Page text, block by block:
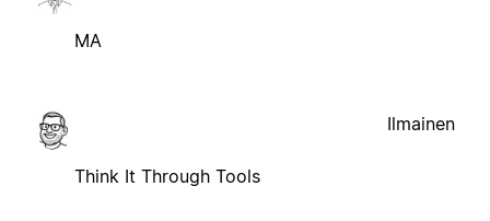
MA
Think It Through Tools
Ilmainen